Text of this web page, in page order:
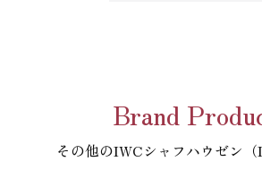
Brand
その他のIWCシャフハウゼン